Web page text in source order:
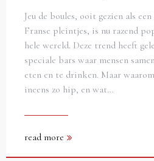
Jeu de boules, ooit gezien als
Franse pleintjes, is nu razend
hele wereld. Deze trend heeft
speciale bars waar mensen
eten en te drinken. Maar
ineens zo hip, en wat…
read more